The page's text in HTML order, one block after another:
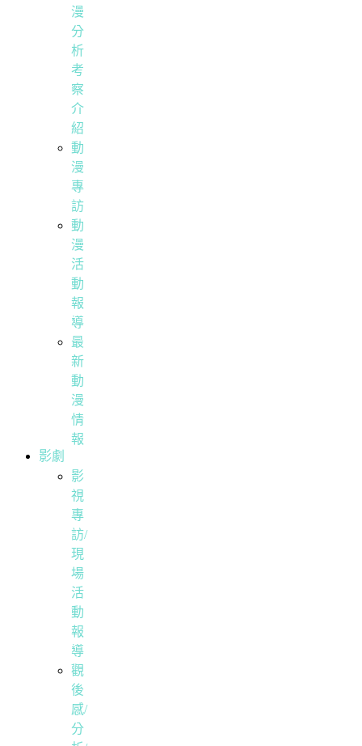
漫
分
析
考
察
介
紹
動
漫
專
訪
動
漫
活
動
報
導
最
新
動
漫
情
報
影劇
影
視
專
訪/
現
場
活
動
報
導
觀
後
感/
分